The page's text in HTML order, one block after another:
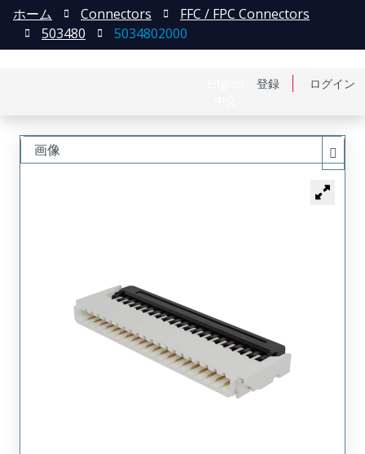
登録 ログイン
ホーム Connectors
FFC / FPC Connectors
503480
5034802000
画像